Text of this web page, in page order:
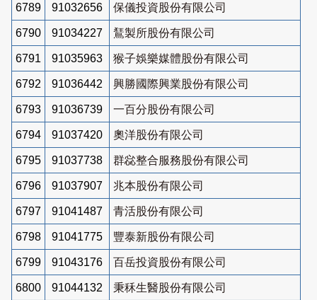
6789 91032656 保儀投資股份有限公司
6790 91034227 鵟製所股份有限公司
6791 91035963 猴子娛樂媒體股份有限公司
6792 91036442 興勝國際興業股份有限公司
6793 91036739 一百分股份有限公司
6794 91037420 奧洋股份有限公司
6795 91037738 群惢整合服務股份有限公司
6796 91037907 兆本股份有限公司
6797 91041487 青活股份有限公司
6798 91041775 豐泰新股份有限公司
6799 91043176 百岳投資股份有限公司
6800 91044132
秉秝生醫股份有限公司